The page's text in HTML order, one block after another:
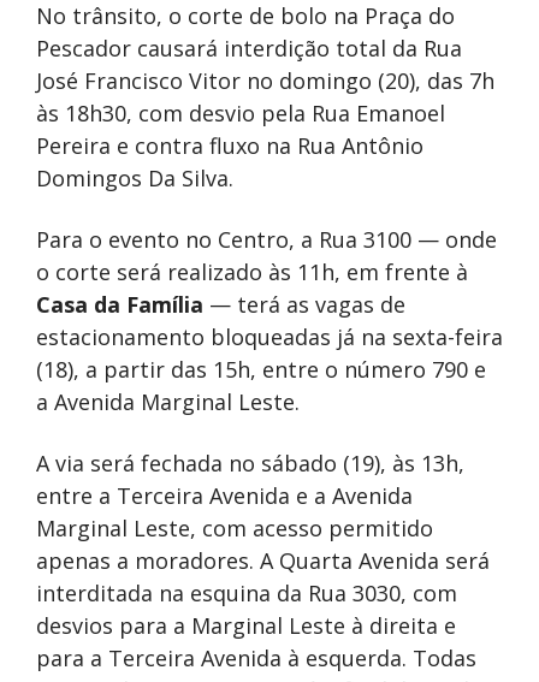
No trânsito, o corte de bolo na Praça do
Pescador causará interdição total da Rua
José Francisco Vitor no domingo (20), das 7h
às 18h30, com desvio pela Rua Emanoel
Pereira e contra fluxo na Rua Antônio
Domingos Da Silva.
Para o evento no Centro, a Rua 3100 — onde
o corte será realizado às 11h, em frente à
Casa da Família — terá as vagas de
estacionamento bloqueadas já na sexta-feira
(18), a partir das 15h, entre o número 790 e
a Avenida Marginal Leste.
A via será fechada no sábado (19), às 13h,
entre a Terceira Avenida e a Avenida
Marginal Leste, com acesso permitido
apenas a moradores. A Quarta Avenida será
interditada na esquina da Rua 3030, com
desvios para a Marginal Leste à direita e
para a Terceira Avenida à esquerda. Todas